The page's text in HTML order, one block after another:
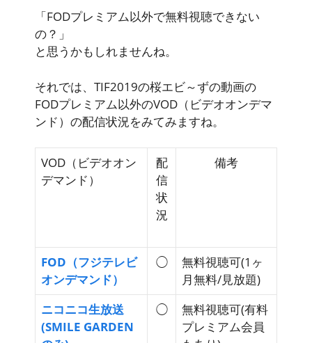
「FODプレミアム以外で無料視聴できない
の？」
と思うかもしれませんね。
それでは、TIF2019の桜エビ～ずの動画の
FODプレミアム以外のVOD（ビデオオンデマ
ンド）の配信状況をみてみますね。
VOD（ビデオオン
デマンド）
配
信
状
況
備考
FOD（フジテレビ
オンデマンド）
◯ 無料視聴可(1ヶ
月無料/見放題)
ニコニコ生放送
(SMILE GARDEN
◯ 無料視聴可(有料
プレミアム会員